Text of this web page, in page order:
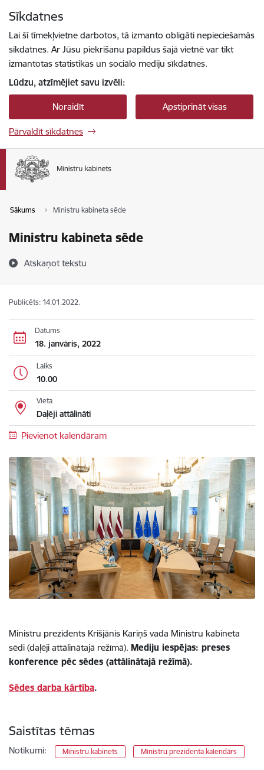
Sīkdatnes
Lai šī tīmekļvietne darbotos, tā izmanto obligāti nepieciešamās
sīkdatnes. Ar Jūsu piekrišanu papildus šajā vietnē var tikt
izmantotas statistikas un sociālo mediju sīkdatnes.
Lūdzu, atzīmējiet savu izvēli:
Noraidīt Apstiprināt visas
Pārvaldīt sīkdatnes
Sākums Ministru kabineta sēde
Ministru kabineta sēde
Atskaņot tekstu
Publicēts: 14.01.2022.
Datums
18. janvāris, 2022
Laiks
10.00
Vieta
Daļēji attālināti
Pievienot kalendāram
Ministru prezidents Krišjānis Kariņš vada Ministru kabineta
sēdi (daļēji attālinātajā režīmā). Mediju iespējas: preses
konference pēc sēdes (attālinātajā režīmā).
Sēdes darba kārtība.
Saistītas tēmas
Notikumi: Ministru kabinets Ministru prezidenta kalendārs